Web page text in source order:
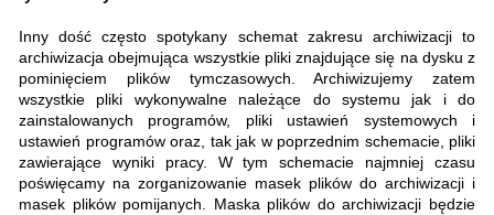
Inny dość często spotykany schemat zakresu archiwizacji to
archiwizacja obejmująca wszystkie pliki znajdujące się na dysku z
pominięciem plików tymczasowych. Archiwizujemy zatem
wszystkie pliki wykonywalne należące do systemu jak i do
zainstalowanych programów, pliki ustawień systemowych i
ustawień programów oraz, tak jak w poprzednim schemacie, pliki
zawierające wyniki pracy. W tym schemacie najmniej czasu
poświęcamy na zorganizowanie masek plików do archiwizacji i
masek plików pomijanych. Maska plików do archiwizacji będzie